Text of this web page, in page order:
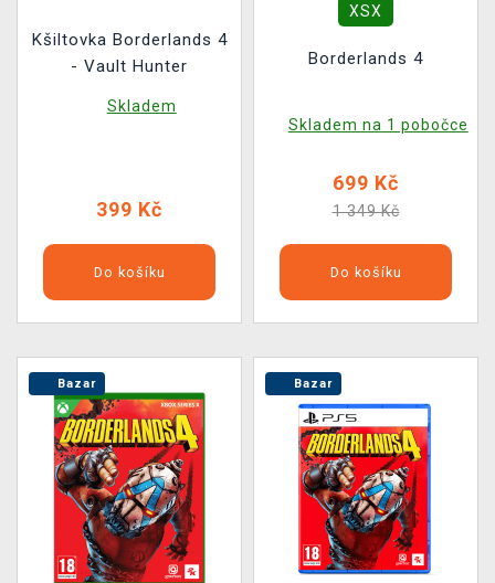
Kšiltovka Borderlands 4
- Vault Hunter
Skladem
399 Kč
Do košíku
XSX
Borderlands 4
Skladem na 1 pobočce
699 Kč
1 349 Kč
Do košíku
Bazar Bazar